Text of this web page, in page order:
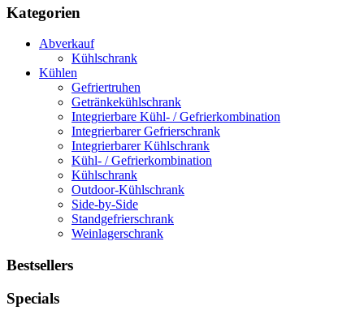
Kategorien
Abverkauf
Kühlschrank
Kühlen
Gefriertruhen
Getränkekühlschrank
Integrierbare Kühl- / Gefrierkombination
Integrierbarer Gefrierschrank
Integrierbarer Kühlschrank
Kühl- / Gefrierkombination
Kühlschrank
Outdoor-Kühlschrank
Side-by-Side
Standgefrierschrank
Weinlagerschrank
Bestsellers
Specials